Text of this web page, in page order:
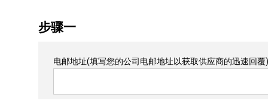
步骤一
电邮地址(填写您的公司电邮地址以获取供应商的迅速回覆)